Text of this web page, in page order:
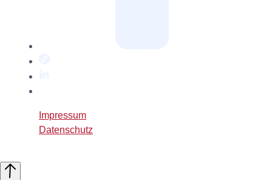
XImpressum
Datenschutz